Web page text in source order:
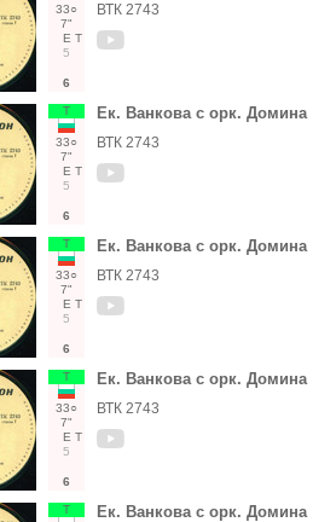
33○
7"
Е Т
5
6
ВТК 2743
Т
33○
7"
Е Т
5
6
Ек. Ванкова с орк. Домина
ВТК 2743
Т
33○
7"
Е Т
5
6
Ек. Ванкова с орк. Домина
ВТК 2743
Т
33○
7"
Е Т
5
6
Ек. Ванкова с орк. Домина
ВТК 2743
Т Ек. Ванкова с орк. Домина